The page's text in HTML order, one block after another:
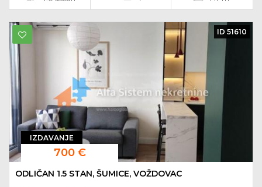
IZDAVANJE
700 €
ID 51610
ODLIČAN 1.5 STAN, ŠUMICE, VOŽDOVAC